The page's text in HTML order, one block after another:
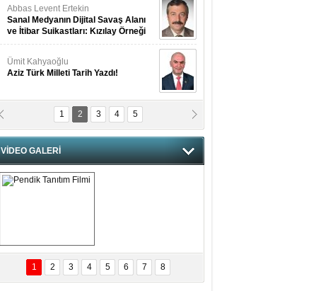
Abbas Levent Ertekin
Sanal Medyanın Dijital Savaş Alanı
ve İtibar Suikastları: Kızılay Örneği
Ümit Kahyaoğlu
Aziz Türk Milleti Tarih Yazdı!
Prof.Dr.Hamdi Temel
Ravza Zeybek
BİR MİLLETİN TEKRAR DESTAN
ZAFER…
Doç. Dr. Yeşim SIRAKAYA
Neden Her Şeyin Fotoğrafını
1 2 3 4 5
VİDEO GALERİ
Pendik Tanıtım
Filmi
1 2 3 4 5 6 7 8